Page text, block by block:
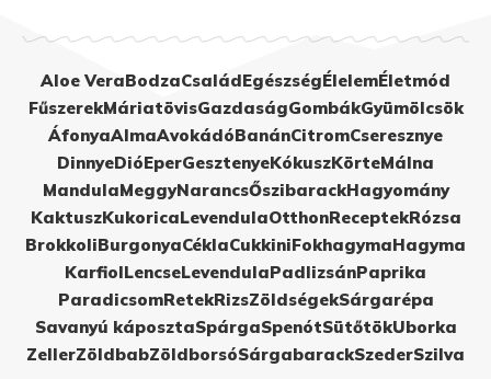
Aloe VeraBodzaCsaládEgészségÉlelemÉletmód
FűszerekMáriatövisGazdaságGombákGyümölcsök
ÁfonyaAlmaAvokádóBanánCitromCseresznye
DinnyeDióEperGesztenyeKókuszKörteMálna
MandulaMeggyNarancsŐszibarackHagyomány
KaktuszKukoricaLevendulaOtthonReceptekRózsa
BrokkoliBurgonyaCéklaCukkiniFokhagymaHagyma
KarfiolLencseLevendulaPadlizsánPaprika
ParadicsomRetekRizsZöldségekSárgarépa
Savanyú káposztaSpárgaSpenótSütőtökUborka
ZellerZöldbabZöldborsóSárgabarackSzederSzilva